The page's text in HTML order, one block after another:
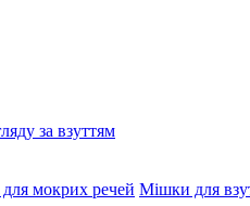
за взуттям
мокрих речей Мішки для